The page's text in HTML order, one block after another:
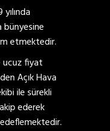
bünyesine
etmektedir.
ucuz fiyat
Açık Hava
ile sürekli
ederek